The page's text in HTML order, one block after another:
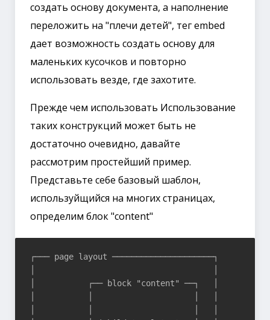
создать основу документа, а наполнение
переложить на "плечи детей", тег embed
дает возможность создать основу для
маленьких кусочков и повторно
использовать везде, где захотите.
Прежде чем использовать Использование
таких конструкций может быть не
достаточно очевидно, давайте
рассмотрим простейший пример.
Представьте себе базовый шаблон,
используйщийся на многих страницах,
определим блок "content"
┌─── page layout ─────────────────────┐
│           ┌── block "content" ──┐   │